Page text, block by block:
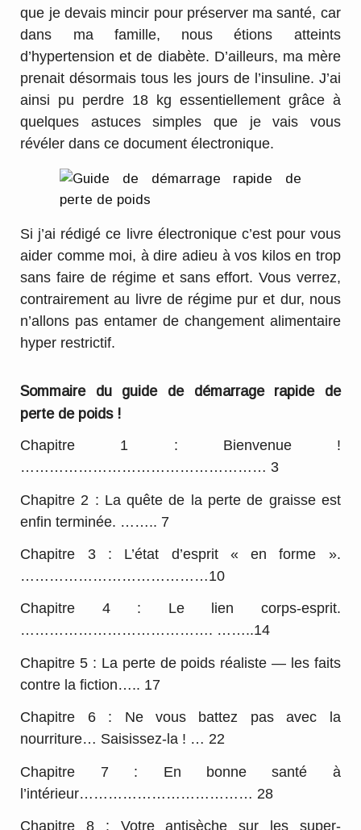
que je devais mincir pour préserver ma santé, car
dans ma famille, nous étions atteints
d’hypertension et de diabète. D’ailleurs, ma mère
prenait désormais tous les jours de l’insuline. J’ai
ainsi pu perdre 18 kg essentiellement grâce à
quelques astuces simples que je vais vous
révéler dans ce document électronique.
Si j’ai rédigé ce livre électronique c’est pour vous
aider comme moi, à dire adieu à vos kilos en trop
sans faire de régime et sans effort. Vous verrez,
contrairement au livre de régime pur et dur, nous
n’allons pas entamer de changement alimentaire
hyper restrictif.
Sommaire du guide de démarrage rapide de
perte de poids !
Chapitre 1 : Bienvenue !
…………………………………………… 3
Chapitre 2 : La quête de la perte de graisse est
enfin terminée. …….. 7
Chapitre 3 : L’état d’esprit « en forme ».
…………………………………10
Chapitre 4 : Le lien corps-esprit.
…………………………………. ……..14
Chapitre 5 : La perte de poids réaliste — les faits
contre la fiction….. 17
Chapitre 6 : Ne vous battez pas avec la
nourriture… Saisissez-la ! … 22
Chapitre 7 : En bonne santé à
l’intérieur……………………………… 28
Chapitre 8 : Votre antisèche sur les super-